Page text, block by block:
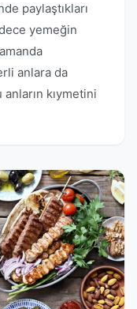
paylaştıkları
yemeğin
anlara da
kıymetini